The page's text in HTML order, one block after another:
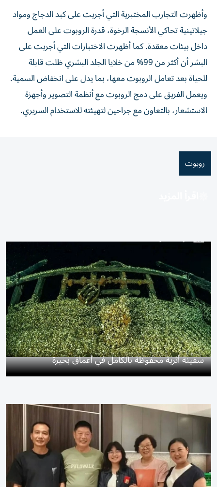
وأظهرت التجارب المختبرية التي أجريت على كبد الدجاج ومواد
جيلاتينية تحاكي الأنسجة الرخوة، قدرة الروبوت على العمل
داخل بيئات معقدة. كما أظهرت الاختبارات التي أجريت على
البشر أن أكثر من 99% من خلايا الجلد البشري ظلت قابلة
للحياة بعد تعامل الروبوت معها، بما يدل على انخفاض السمية.
ويعمل الفريق على دمج الروبوت مع أنظمة التصوير وأجهزة
الاستشعار، بالتعاون مع جراحين لتهيئته للاستخدام السريري.
روبوت
سفينة أثرية محفوظة بالكامل في أعماق بحيرة